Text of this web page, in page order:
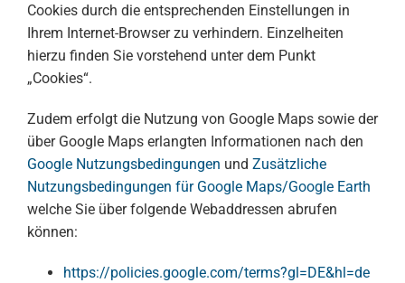
Cookies durch die entsprechenden Einstellungen in
Ihrem Internet-Browser zu verhindern. Einzelheiten
hierzu finden Sie vorstehend unter dem Punkt
„Cookies“.
Zudem erfolgt die Nutzung von Google Maps sowie der
über Google Maps erlangten Informationen nach den
Google Nutzungsbedingungen und Zusätzliche
Nutzungsbedingungen für Google Maps/Google Earth
welche Sie über folgende Webaddressen abrufen
können:
https://policies.google.com/terms?gl=DE&hl=de